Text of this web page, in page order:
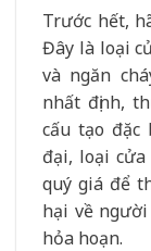
Trước hết,
Đây là loại
và ngăn
nhất định,
cấu tạo đặc
đại, loại
quý giá để
hại về
hỏa hoạn.